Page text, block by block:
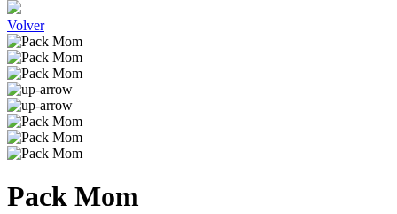
Volver
Pack Mom